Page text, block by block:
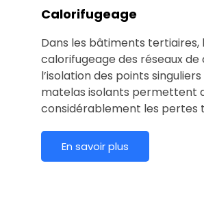
Calorifugeage
Dans les bâtiments tertiaires,
calorifugeage des réseaux de
l’isolation des points singuliers
matelas isolants permettent
considérablement les pertes
En savoir plus